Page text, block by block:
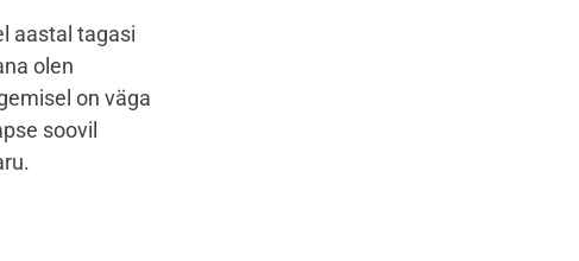
aastal tagasi
olen
on väga
soovil